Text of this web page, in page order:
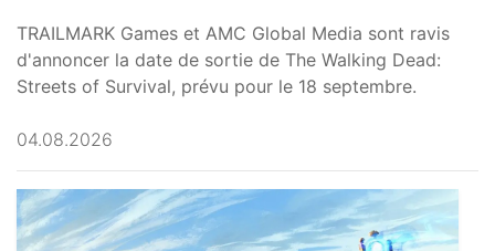
TRAILMARK Games et AMC Global Media sont ravis
d'annoncer la date de sortie de The Walking Dead:
Streets of Survival, prévu pour le 18 septembre.
04.08.2026